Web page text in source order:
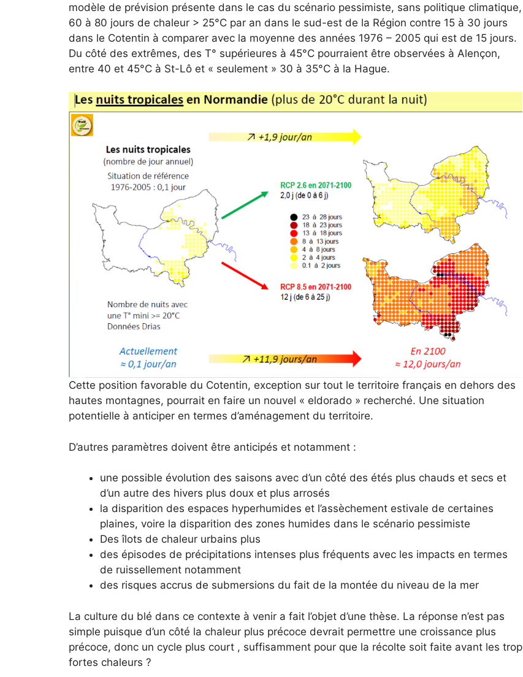
modèle de prévision présente dans le cas du scénario pessimiste, sans politique climatique,
60 à 80 jours de chaleur > 25°C par an dans le sud-est de la Région contre 15 à 30 jours
dans le Cotentin à comparer avec la moyenne des années 1976 – 2005 qui est de 15 jours.
Du côté des extrêmes, des T° supérieures à 45°C pourraient être observées à Alençon,
entre 40 et 45°C à St-Lô et « seulement » 30 à 35°C à la Hague.
Cette position favorable du Cotentin, exception sur tout le territoire français en dehors des
hautes montagnes, pourrait en faire un nouvel « eldorado » recherché. Une situation
potentielle à anticiper en termes d’aménagement du territoire.
D’autres paramètres doivent être anticipés et notamment :
une possible évolution des saisons avec d’un côté des étés plus chauds et secs et
d’un autre des hivers plus doux et plus arrosés
la disparition des espaces hyperhumides et l’assèchement estivale de certaines
plaines, voire la disparition des zones humides dans le scénario pessimiste
Des îlots de chaleur urbains plus
des épisodes de précipitations intenses plus fréquents avec les impacts en termes
de ruissellement notamment
des risques accrus de submersions du fait de la montée du niveau de la mer
La culture du blé dans ce contexte à venir a fait l’objet d’une thèse. La réponse n’est pas
simple puisque d’un côté la chaleur plus précoce devrait permettre une croissance plus
précoce, donc un cycle plus court , suffisamment pour que la récolte soit faite avant les trop
fortes chaleurs ?